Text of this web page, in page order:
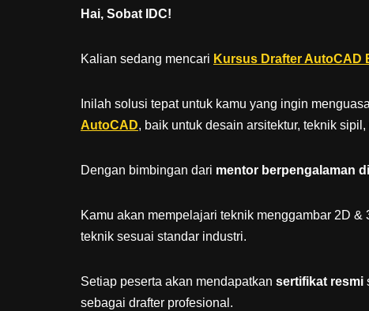
Hai, Sobat IDC!
Kalian sedang mencari Kursus Drafter AutoCAD
Inilah solusi tepat untuk kamu yang ingin
AutoCAD, baik untuk desain arsitektur, teknik
Dengan bimbingan dari mentor berpengalaman
Kamu akan mempelajari teknik menggambar 2D
teknik sesuai standar industri.
Setiap peserta akan mendapatkan sertifikat resmi
sebagai drafter profesional.